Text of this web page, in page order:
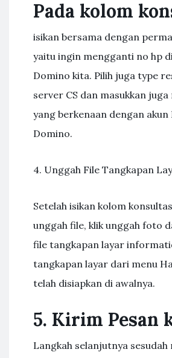
Pada kolom
isikan bersama dengan
yaitu ingin mengganti no hp
Domino kita. Pilih juga type
server CS dan masukkan
yang berkenaan dengan akun
Domino.
4. Unggah File Tangkapan
Setelah isikan kolom
unggah file, klik unggah foto
file tangkapan layar
tangkapan layar dari menu
telah disiapkan di awalnya.
5. Kirim Pesan
Langkah selanjutnya